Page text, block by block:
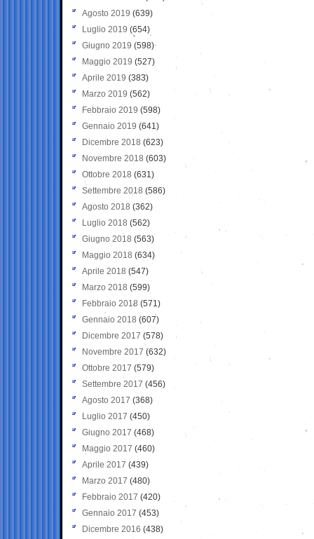
Agosto 2019 (639)
Luglio 2019 (654)
Giugno 2019 (598)
Maggio 2019 (527)
Aprile 2019 (383)
Marzo 2019 (562)
Febbraio 2019 (598)
Gennaio 2019 (641)
Dicembre 2018 (623)
Novembre 2018 (603)
Ottobre 2018 (631)
Settembre 2018 (586)
Agosto 2018 (362)
Luglio 2018 (562)
Giugno 2018 (563)
Maggio 2018 (634)
Aprile 2018 (547)
Marzo 2018 (599)
Febbraio 2018 (571)
Gennaio 2018 (607)
Dicembre 2017 (578)
Novembre 2017 (632)
Ottobre 2017 (579)
Settembre 2017 (456)
Agosto 2017 (368)
Luglio 2017 (450)
Giugno 2017 (468)
Maggio 2017 (460)
Aprile 2017 (439)
Marzo 2017 (480)
Febbraio 2017 (420)
Gennaio 2017 (453)
Dicembre 2016 (438)